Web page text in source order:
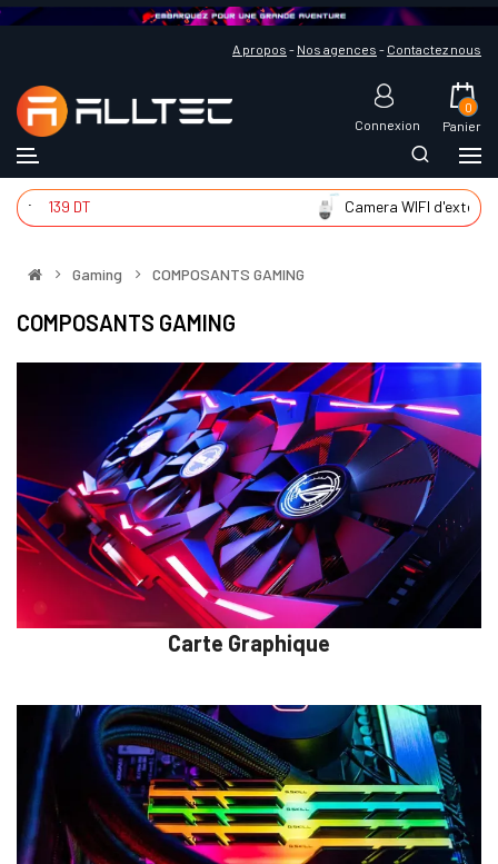
A propos - Nos agences - Contactez nous
Connexion Panier
0
139 DT Camera WIFI d'extér 225
Gaming COMPOSANTS GAMING
COMPOSANTS GAMING
Carte Graphique